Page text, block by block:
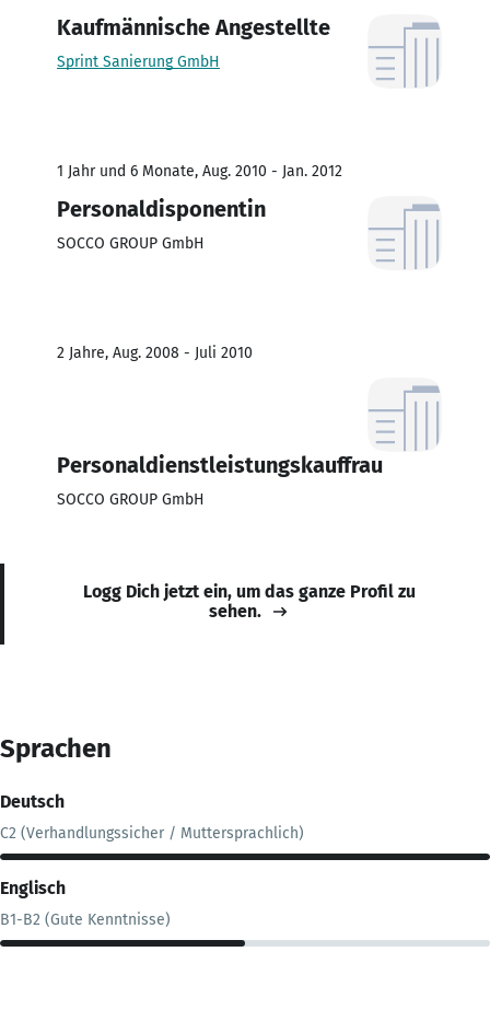
Kaufmännische Angestellte
Sprint Sanierung GmbH
1 Jahr und 6 Monate, Aug. 2010 - Jan. 2012
Personaldisponentin
SOCCO GROUP GmbH
2 Jahre, Aug. 2008 - Juli 2010
Personaldienstleistungskauffrau
SOCCO GROUP GmbH
Logg Dich jetzt ein, um das ganze Profil zu
sehen.
Sprachen
Deutsch
C2 (Verhandlungssicher / Muttersprachlich)
Englisch
B1-B2 (Gute Kenntnisse)